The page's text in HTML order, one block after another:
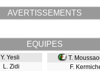
AVERTISSEMENTS
EQUIPES
Y. Yesli
L. Zidi
T.
F.